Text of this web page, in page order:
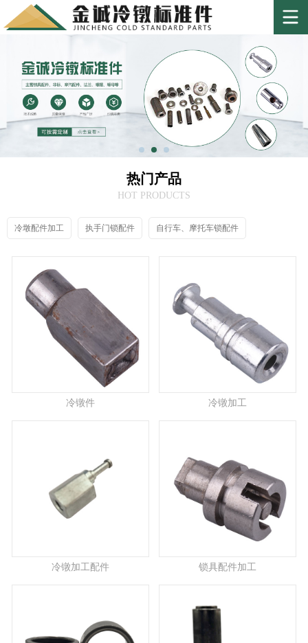
热门产品
HOT PRODUCTS
冷墩配件加工 执手门锁配件 自行车、摩托车锁配件
冷镦件 冷镦加工
冷镦加工配件 锁具配件加工